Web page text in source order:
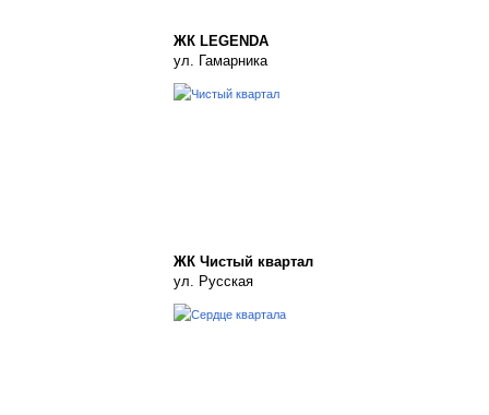
ЖК LEGENDA
ул. Гамарника
ЖК Чистый квартал
ул. Русская